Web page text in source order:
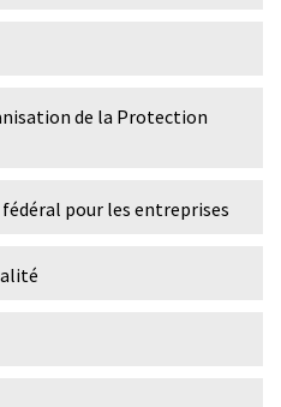
de la Protection
pour les entreprises